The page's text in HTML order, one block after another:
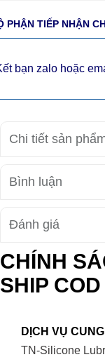
PHẬN TIẾP NHẬN
bạn zalo hoặc
Chi tiết sản
Bình luận
Đánh giá
CHÍNH
SHIP COD
DỊCH VỤ
TN-Silicone